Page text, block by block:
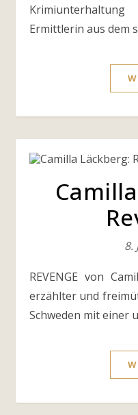
Ermittlerin aus dem
8.
REVENGE von Camilla Läckberg ist ein stark
erzählter und
Schweden mit einer